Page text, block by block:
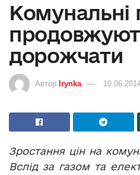
Комунальні
дорожчати
Автор Irynka
Зростання цін на
Вслід за газом та